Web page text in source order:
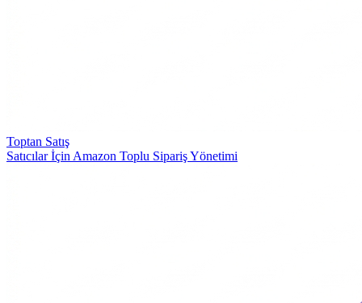
Toptan Satış
Satıcılar İçin Amazon Toplu Sipariş Yönetimi